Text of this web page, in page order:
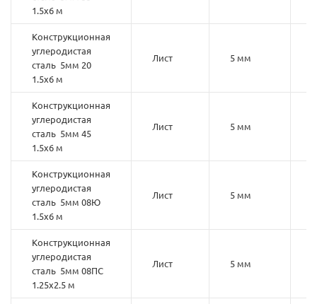
1.5х6 м
Конструкционная
углеродистая
сталь 5мм 20
1.5х6 м
Лист 5 мм
Конструкционная
углеродистая
сталь 5мм 45
1.5х6 м
Лист 5 мм
Конструкционная
углеродистая
сталь 5мм 08Ю
1.5х6 м
Лист 5 мм
Конструкционная
углеродистая
сталь 5мм 08ПС
1.25х2.5 м
Лист 5 мм